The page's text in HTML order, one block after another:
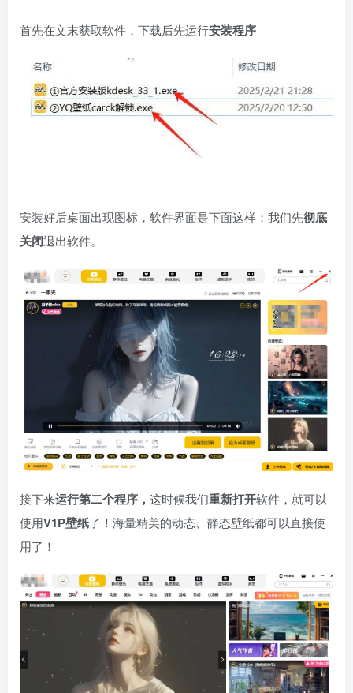
首先在文末获取软件，下载后先运行安装程序
安装好后桌面出现图标，软件界面是下面这样：我们先彻底
关闭退出软件。
接下来运行第二个程序， 这时候我们重新打开软件，就可以
使用V1P壁纸了！海量精美的动态、静态壁纸都可以直接使
用了！